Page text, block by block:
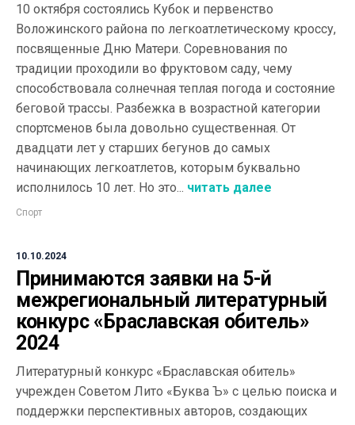
10 октября состоялись Кубок и первенство
Воложинского района по легкоатлетическому кроссу,
посвященные Дню Матери. Соревнования по
традиции проходили во фруктовом саду, чему
способствовала солнечная теплая погода и состояние
беговой трассы. Разбежка в возрастной категории
спортсменов была довольно существенная. От
двадцати лет у старших бегунов до самых
начинающих легкоатлетов, которым буквально
исполнилось 10 лет. Но это... читать далее
Спорт
10.10.2024
Принимаются заявки на 5-й
межрегиональный литературный
конкурс «Браславская обитель»
2024
Литературный конкурс «Браславская обитель»
учрежден Советом Лито «Буква Ъ» с целью поиска и
поддержки перспективных авторов, создающих